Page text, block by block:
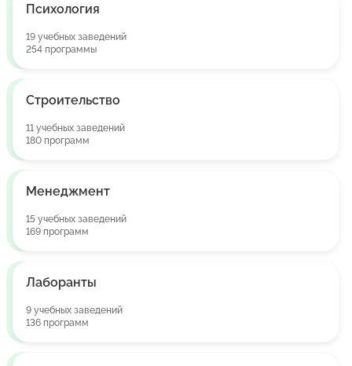
Психология
19 учебных заведений
254 программы
Строительство
11 учебных заведений
180 программ
Менеджмент
15 учебных заведений
169 программ
Лаборанты
9 учебных заведений
136 программ